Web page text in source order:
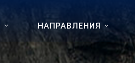
НАПРАВЛЕНИЯ